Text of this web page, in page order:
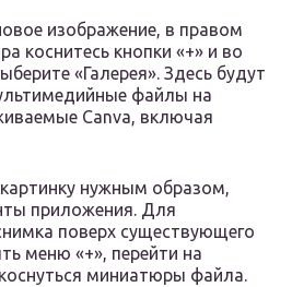
изображение, в правом
коснитесь кнопки «+» и во
«Галерея». Здесь будут
файлы на
Canva, включая
нужным образом,
приложения. Для
поверх существующего
меню «+», перейти на
миниатюры файла.